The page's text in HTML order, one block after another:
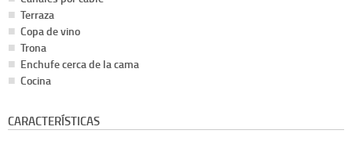
Terraza
Copa de vino
Trona
Enchufe cerca de la cama
Cocina
CARACTERÍSTICAS